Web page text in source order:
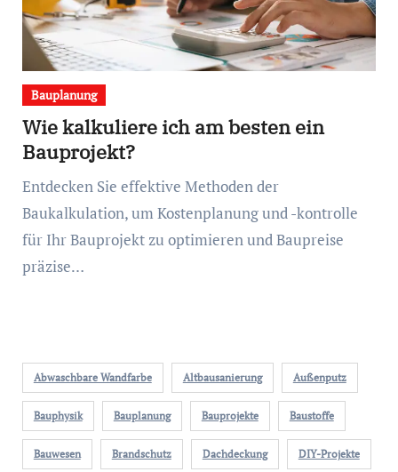
Bauplanung
Wie kalkuliere ich am besten ein
Bauprojekt?
Entdecken Sie effektive Methoden der
Baukalkulation, um Kostenplanung und -kontrolle
für Ihr Bauprojekt zu optimieren und Baupreise
präzise…
Abwaschbare Wandfarbe Altbausanierung Außenputz
Bauphysik Bauplanung Bauprojekte Baustoffe
Bauwesen Brandschutz Dachdeckung DIY-Projekte